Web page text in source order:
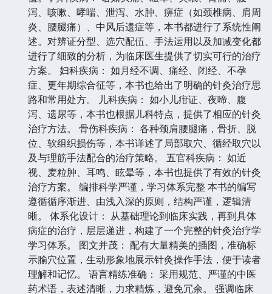
泻、咳嗽、哮喘、泄泻、水肿、痹症（如颈椎病、肩周
炎、腰腿痛）、中风后遗症等，本书都进行了系统性阐
述。对辨证分型、选穴配伍、手法运用以及加减变化都
进行了细致的分析，为临床医生提供了切实可行的治疗
方案。 妇科疾病： 如月经不调、痛经、闭经、不孕
症、更年期综合征等，本书也给出了明确的针灸治疗思
路和常用处方。 儿科疾病： 如小儿疳证、夜啼、腹
泻、遗尿等，本书也根据儿科特点，提供了相应的针灸
治疗方法。 骨伤科疾病： 各种颈肩腰腿痛，骨折、脱
位、软组织损伤等，本书详述了局部取穴、循经取穴以
及与理筋手法配合的治疗策略。 五官科疾病： 如近
视、麦粒肿、耳鸣、眩晕等，本书也提供了有效的针灸
治疗方案。 编排科学严谨，学习体系完整 本书的编写
遵循循序渐进、由浅入深的原则，结构严谨，逻辑清
晰。 体系化设计： 从基础理论到临床实践，再到具体
病症的治疗，层层递进，构建了一个完整的针灸治疗学
学习体系。 图文并茂： 配有大量精美的插图，准确标
示腧穴位置，生动形象地展示针灸操作手法，便于读者
理解和记忆。 语言精练准确： 采用规范、严谨的中医
药术语，表述清晰，力求精炼，避免冗余。 强调临床